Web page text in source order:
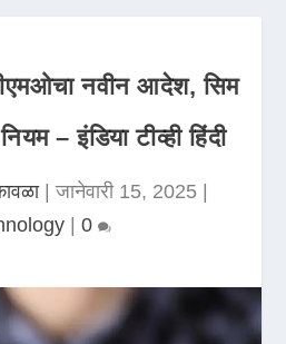
नवीन आदेश, सिम
– इंडिया टीव्ही हिंदी
|जानेवारी 15, 2025
| 0